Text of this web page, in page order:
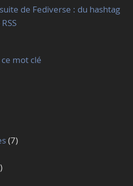
de Fediverse : du hashtag
ce mot clé
(7)